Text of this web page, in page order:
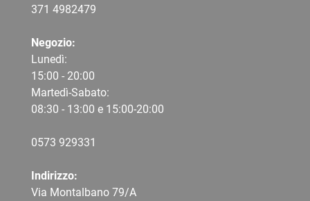
371 4982479
Negozio:
Lunedì:
15:00 - 20:00
Martedì-Sabato:
08:30 - 13:00 e 15:00-20:00
0573 929331
Indirizzo:
Via Montalbano 79/A